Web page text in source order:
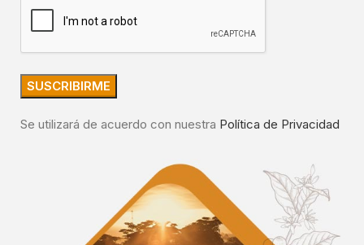
Se utilizará de acuerdo con nuestra Política de Privacidad